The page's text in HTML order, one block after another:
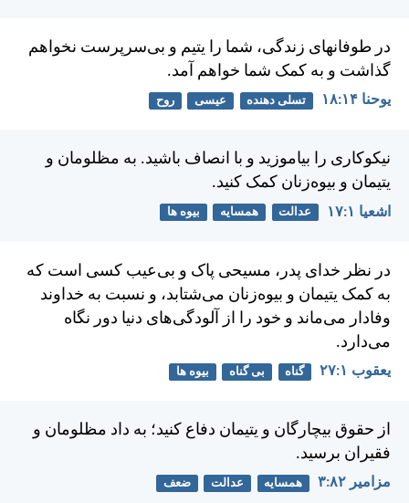
در طوفانهای زندگی، شما را يتيم و بی‌سرپرست نخواهم
گذاشت و به كمک شما خواهم آمد.
يوحنا ۱۴:‏۱۸ تسلی دهنده عیسی روح
نيكوكاری را بياموزيد و با انصاف باشيد. به مظلومان و
يتيمان و بيوه‌زنان كمک كنيد.
اشعيا ۱:‏۱۷ عدالت همسایه بیوه ها
در نظر خدای پدر، مسيحی پاک و بی‌عيب كسی است كه
به كمک يتيمان و بيوه‌زنان می‌شتابد، و نسبت به خداوند
وفادار می‌ماند و خود را از آلودگی‌های دنيا دور نگاه
می‌دارد.
يعقوب ۱:‏۲۷ گناه بی گناه بیوه ها
از حقوق بيچارگان و يتيمان دفاع كنيد؛ به داد مظلومان و
فقيران برسيد.
مزامير ۸۲:‏۳ همسایه عدالت ضعف